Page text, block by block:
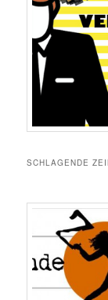
SCHLAGENDE